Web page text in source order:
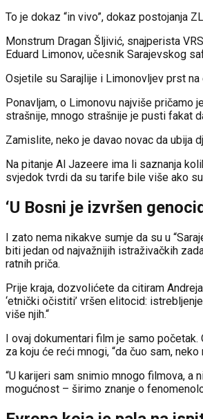
To je dokaz “in vivo”, dokaz postojanja
Monstrum Dragan Šljivić, snajperista
Eduard Limonov, učesnik Sarajevskog
Osjetile su Sarajlije i Limonovljev prst
Ponavljam, o Limonovu najviše pričamo
strašnije, mnogo strašnije je pusti fakat
Zamislite, neko je davao novac da ubija
Na pitanje Al Jazeere ima li saznanja
svjedok tvrdi da su tarife bile više ako
‘U Bosni je izvršen
I zato nema nikakve sumje da su u
biti jedan od najvažnijih istraživačkih
ratnih priča.
Prije kraja, dozvolićete da citiram
‘etnički očistiti’ vršen elitocid:
više njih.“
I ovaj dokumentari film je samo
za koju će reći mnogi, “da čuo sam,
“U karijeri sam snimio mnogo filmova, a
mogućnost – širimo znanje o